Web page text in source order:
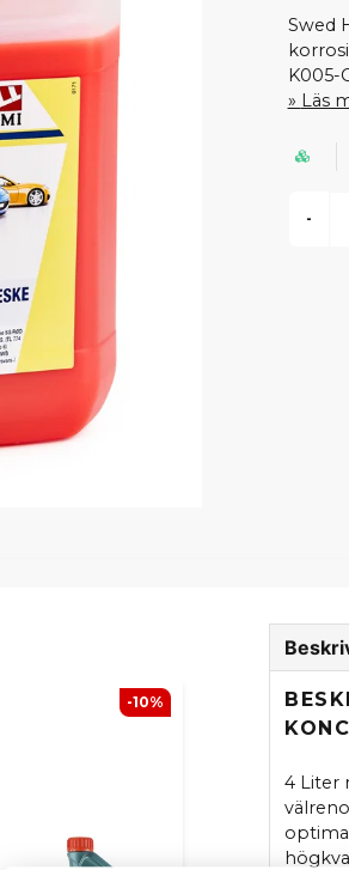
Swed
K005-
Läs
-
-10%
4 Liter